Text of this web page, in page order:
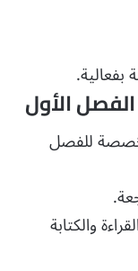
بفعالية.
الأول
للفصل
والكتابة